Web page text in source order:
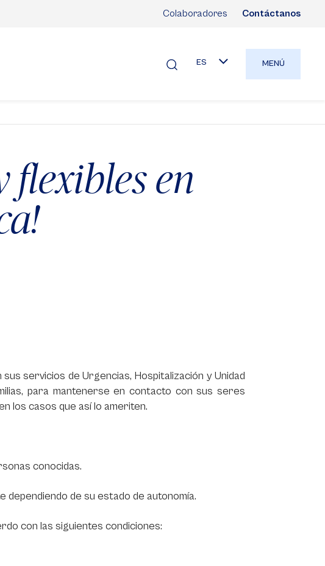
Colaboradores Contáctanos
ES MENÚ
flexibles en
servicios de Urgencias, Hospitalización y Unidad
para mantenerse en contacto con sus seres
los casos que así lo ameriten.
conocidas.
de su estado de autonomía.
con las siguientes condiciones: